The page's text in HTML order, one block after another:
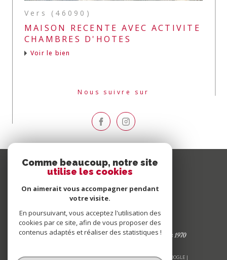
Vers (46090)
MAISON RECENTE AVEC ACTIVITE
CHAMBRES D'HOTES
Voir le bien
Nous suivre sur
© 2026 | TOUS DROITS RÉSERVÉS | TRADUCTION POWERED BY GOOGLE |
Comme beaucoup, notre site
utilise les cookies
On aimerait vous accompagner pendant
votre visite.
En poursuivant, vous acceptez l'utilisation des
cookies par ce site, afin de vous proposer des
contenus adaptés et réaliser des statistiques !